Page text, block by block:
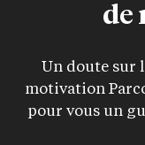
de
Un doute sur
motivation
pour vous un